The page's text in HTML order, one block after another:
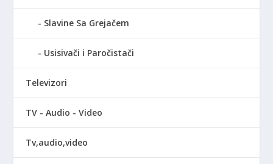
Slavine Sa Grejačem
Usisivači i Paročistači
Televizori
TV - Audio - Video
Tv,audio,video